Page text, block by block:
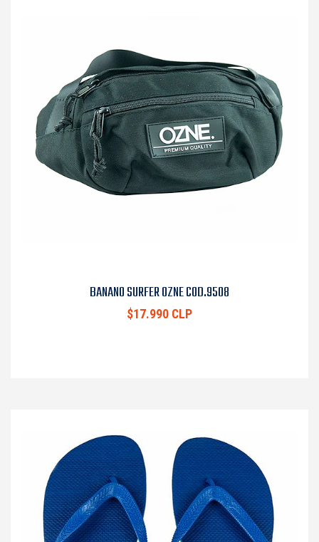
BANANO SURFER OZNE COD.9508
$17.990 CLP